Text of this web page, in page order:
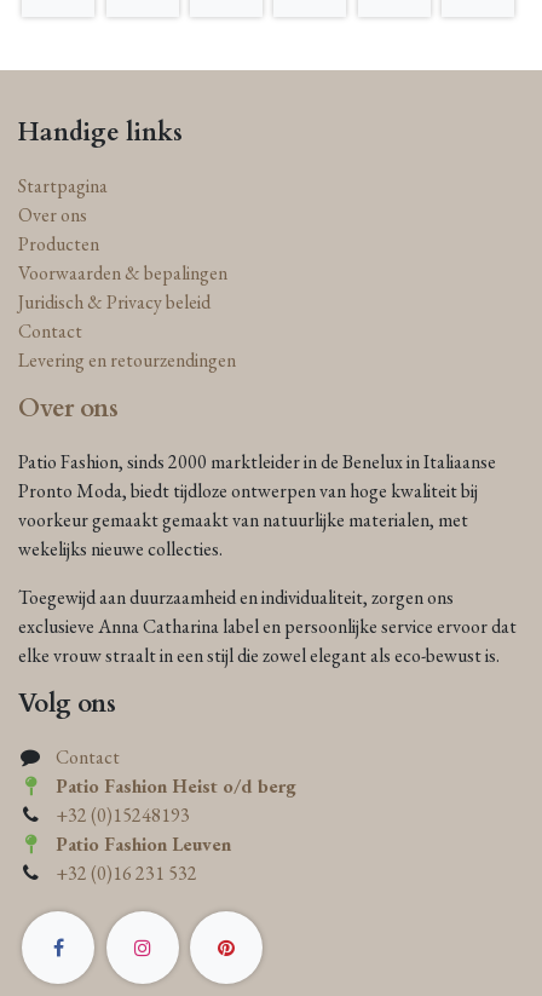
Handige links
Startpagina
Over ons
Producten
Voorwaarden & bepalingen
Juridisch & Privacy beleid
Contact
Levering en retourzendingen
Over ons
Patio Fashion, sinds 2000 marktleider in de Benelux in Italiaanse
Pronto Moda, biedt tijdloze ontwerpen van hoge kwaliteit bij
voorkeur gemaakt gemaakt van natuurlijke materialen, met
wekelijks nieuwe collecties.
Toegewijd aan duurzaamheid en individualiteit, zorgen ons
exclusieve Anna Catharina label en persoonlijke service ervoor dat
elke vrouw straalt in een stijl die zowel elegant als eco-bewust is.
Volg ons
Contact
Patio Fashion Heist o/d berg
+32 (0)15248193
Patio Fashion Leuven
+32 (0)16 231 532